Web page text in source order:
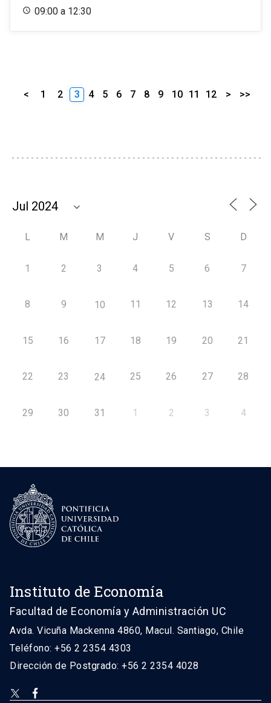
09:00 a 12:30
< 1 2 3 4 5 6 7 8 9 10 11 12 > >>
L M M J V S D
1 2 3 4 5 6 7
8 9 10 11 12 13 14
15 16 17 18 19 20 21
22 23 24 25 26 27 28
29 30 31 1 2 3 4
Instituto de Economía
Facultad de Economía y Administración UC
Avda. Vicuña Mackenna 4860, Macul. Santiago, Chile
Teléfono: +56 2 2354 4303
Dirección de Postgrado: +56 2 2354 4028